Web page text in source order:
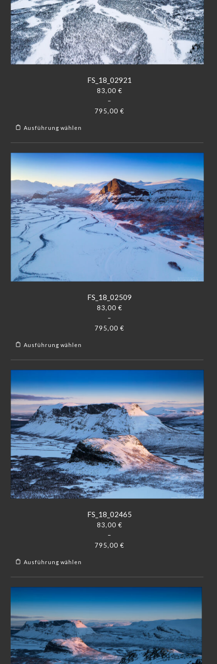
FS_18_02921
83,00 €
–
795,00 €
Ausführung wählen
FS_18_02509
83,00 €
–
795,00 €
Ausführung wählen
FS_18_02465
83,00 €
–
795,00 €
Ausführung wählen